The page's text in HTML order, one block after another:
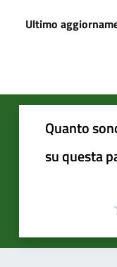
Ultimo
Quanto
su questa